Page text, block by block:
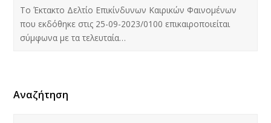
Το Έκτακτο Δελτίο Επικίνδυνων Καιρικών Φαινομένων
που εκδόθηκε στις 25-09-2023/0100 επικαιροποιείται
σύμφωνα με τα τελευταία…
Αναζήτηση